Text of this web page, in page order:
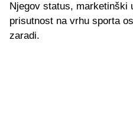
Njegov status, marketinški
prisutnost na vrhu sporta
zaradi.